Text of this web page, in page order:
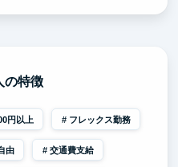
の特徴
円以上 フレックス勤務
由 交通費支給